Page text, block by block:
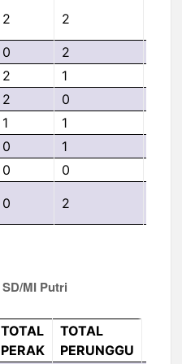
2 2
0 2
2 1
2 0
1 1
0 1
0 0
0 2
MI Putri
TOTAL
PERAK
TOTAL
PERUNGGU